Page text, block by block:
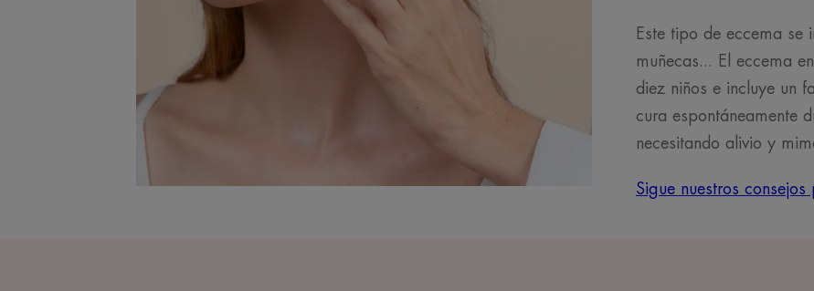
Este tipo de eccema se
muñecas... El eccema
diez niños e incluye un
cura espontáneamente
necesitando alivio y
Sigue nuestros